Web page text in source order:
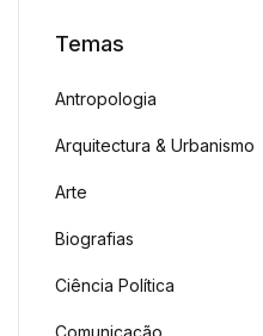
Temas
Antropologia
Arquitectura & Urbanismo
Arte
Biografias
Ciência Política